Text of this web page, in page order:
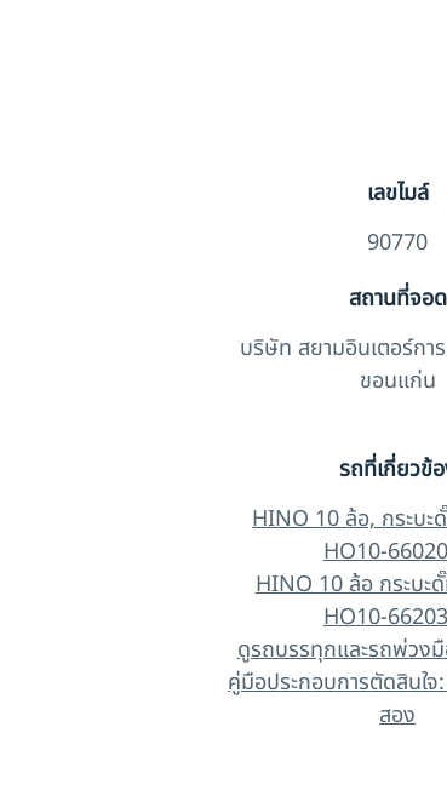
เลขไมล์
90770
สถานที่จอด
บริษัท สยามอินเตอร์กา
ขอนแก่น
รถที่เกี่ยวข้
HINO 10 ล้อ, กระบะ
HO10-
HINO 10 ล้อ กระบะ
HO10-
ดูรถบรรทุกและรถพ่วง
คู่มือประกอบการตัดสินใ
สอง